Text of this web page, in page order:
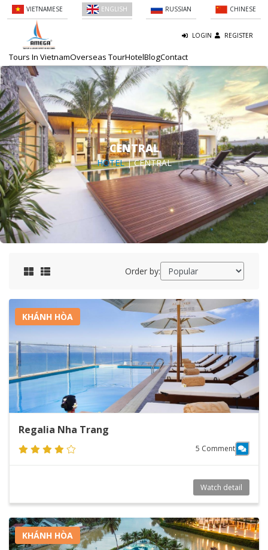
VIETNAMESE ENGLISH RUSSIAN CHINESE
LOGIN REGISTER
Tours In VietnamOverseas TourHotelBlogContact
CENTRAL
HOTEL| CENTRAL
Order by:
KHÁNH HÒA
Regalia Nha Trang
5 Comment
Watch detail
KHÁNH HÒA